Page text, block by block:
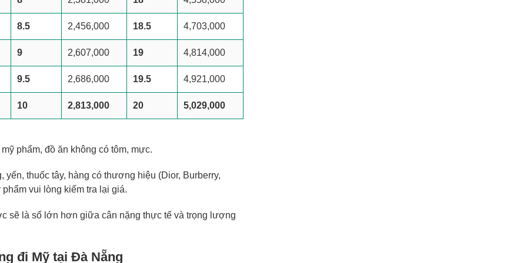
8.5 2,456,000 18.5 4,703,000
9 2,607,000 19 4,814,000
9.5 2,686,000 19.5 4,921,000
10 2,813,000 20 5,029,000
phẩm, đồ ăn không có tôm, mực.
thuốc tây, hàng có thương hiệu (Dior, Burberry,
vui lòng kiểm tra lại giá.
sẽ là số lớn hơn giữa cân nặng thực tế và trọng lượng
đi Mỹ tại Đà Nẵng